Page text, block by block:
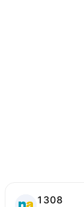
1308